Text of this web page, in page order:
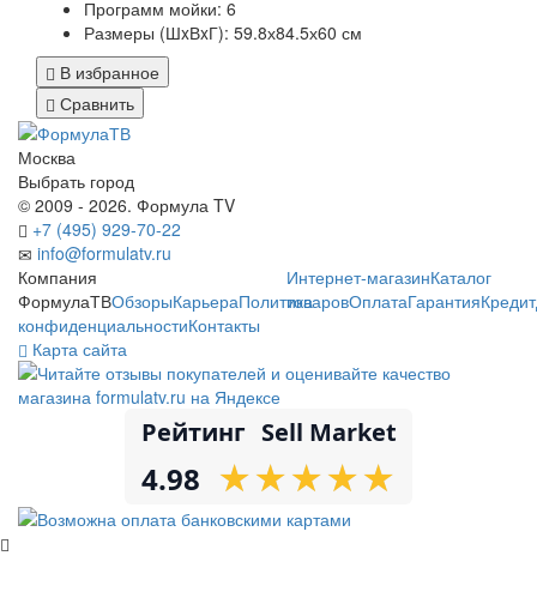
Программ мойки: 6
Размеры (ШxВxГ): 59.8х84.5х60 см
В избранное
Сравнить
Москва
Выбрать город
© 2009 - 2026. Формула TV
+7 (495) 929-70-22
info@formulatv.ru
Компания
ФормулаТВОбзорыКарьераПолитика
конфиденциальностиКонтакты
Интернет-магазинКаталог
товаровОплатаГарантияКредит
Карта сайта
Рейтинг Sell Market
4.98 ★
★★
★★
★★
★★
★